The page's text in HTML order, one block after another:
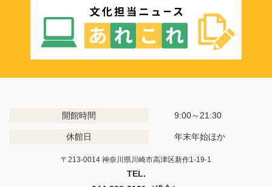
開館時間 9:00～21:30
休館日 年末年始ほか
〒213-0014 神奈川県川崎市高津区新作1-19-1
TEL.